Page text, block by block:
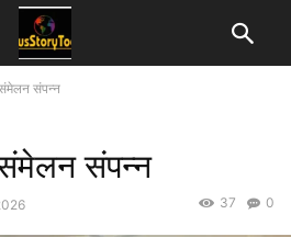
संपन्न
संपन्न
0
37